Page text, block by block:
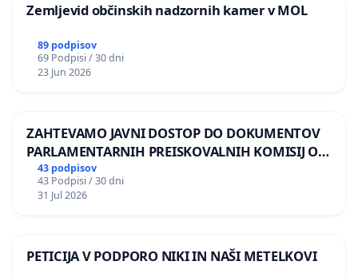
Zemljevid občinskih nadzornih kamer v MOL
89 podpisov
69 Podpisi / 30 dni
23 Jun 2026
ZAHTEVAMO JAVNI DOSTOP DO DOKUMENTOV
PARLAMENTARNIH PREISKOVALNIH KOMISIJ O
ILEGALNI TRGOVINI Z OROŽJEM
43 podpisov
43 Podpisi / 30 dni
31 Jul 2026
PETICIJA V PODPORO NIKI IN NAŠI METELKOVI